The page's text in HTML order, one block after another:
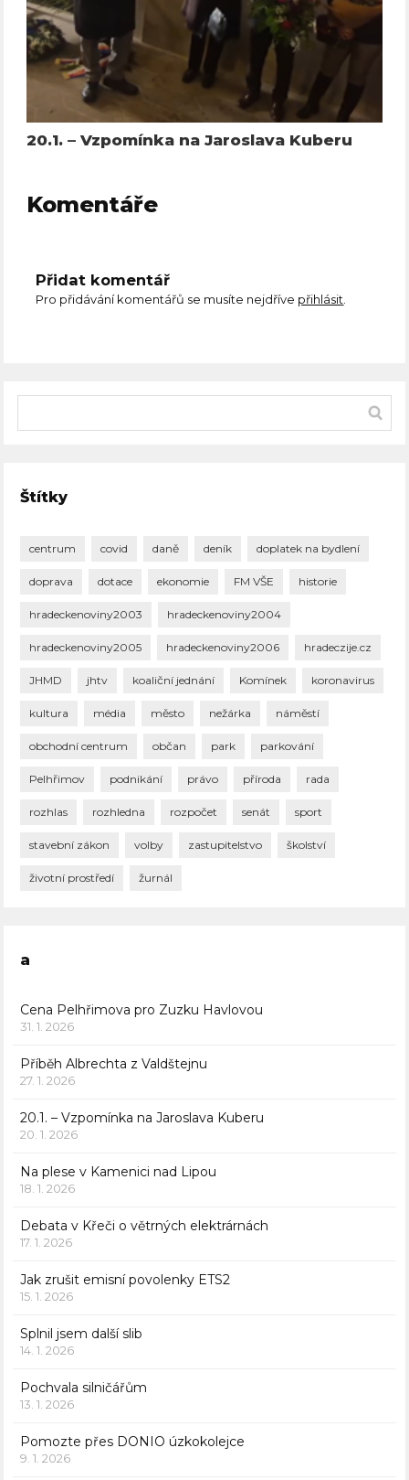
20.1. – Vzpomínka na Jaroslava Kuberu
Komentáře
Přidat komentář
Pro přidávání komentářů se musíte nejdříve přihlásit
Štítky
centrum covid daně deník doplatek na bydlení
doprava dotace ekonomie FM VŠE historie
hradeckenoviny2003 hradeckenoviny2004
hradeckenoviny2005 hradeckenoviny2006 hradeczije.cz
JHMD jhtv koaliční jednání Komínek koronavirus
kultura média město nežárka náměstí
obchodní centrum občan park parkování
Pelhřimov podnikání právo příroda rada
rozhlas rozhledna rozpočet senát sport
stavební zákon volby zastupitelstvo školství
životní prostředí žurnál
a
Cena Pelhřimova pro Zuzku Havlovou
31. 1. 2026
Příběh Albrechta z Valdštejnu
27. 1. 2026
20.1. – Vzpomínka na Jaroslava Kuberu
20. 1. 2026
Na plese v Kamenici nad Lipou
18. 1. 2026
Debata v Křeči o větrných elektrárnách
17. 1. 2026
Jak zrušit emisní povolenky ETS2
15. 1. 2026
Splnil jsem další slib
14. 1. 2026
Pochvala silničářům
13. 1. 2026
Pomozte přes DONIO úzkokolejce
9. 1. 2026